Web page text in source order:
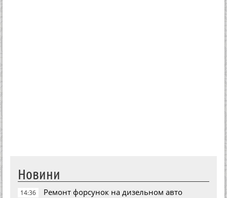
Новини
14:36 Ремонт форсунок на дизельном авто